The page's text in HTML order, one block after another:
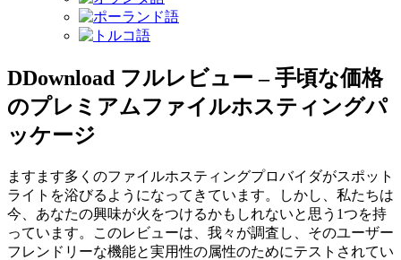
DDownload フルレビュー – 手頃な価格
のプレミアムファイルホスティングパ
ッケージ
ますます多くのファイルホスティングプロバイダがスポット
ライトを浴びるようになってきています。しかし、私たちは
今、あなたの興味が火をつけるかもしれないと思う1つを持
っています。このレビューは、我々が調査し、そのユーザー
フレンドリーな機能と実用性の属性のためにテストされてい